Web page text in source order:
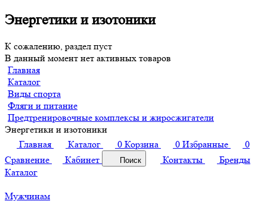
Энергетики и изотоники
К сожалению, раздел пуст
В данный момент нет активных товаров
Главная
Каталог
Виды спорта
Фляги и питание
Предтренировочные комплексы и жиросжигатели
Энергетики и изотоники
Главная
Каталог 0 Корзина 0 Избранные
0
Сравнение
Кабинет Поиск Контакты
Бренды
Каталог
Мужчинам